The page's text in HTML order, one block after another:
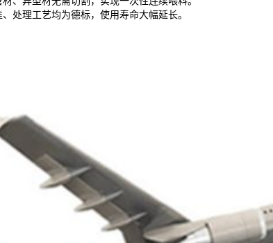
处理工艺均为德标，使用寿命大幅延长。